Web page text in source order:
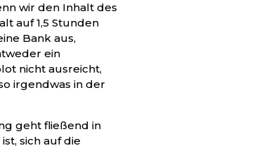
wir den Inhalt des
auf 1,5 Stunden
Bank aus,
ein
nicht ausreicht,
irgendwas in der
geht fließend in
sich auf die